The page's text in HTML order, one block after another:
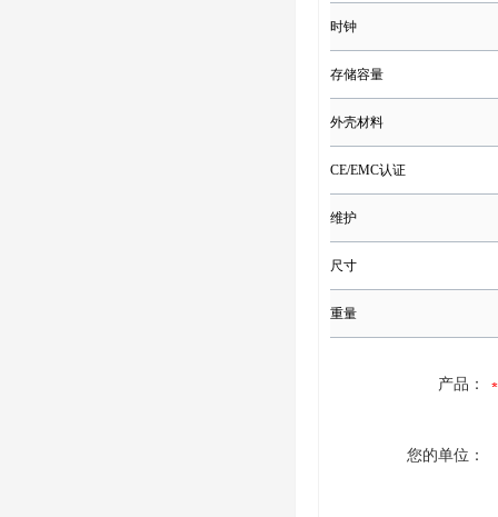
时钟
存储容量
外壳材料
CE/EMC认证
维护
尺寸
重量
产品：
您的单位：